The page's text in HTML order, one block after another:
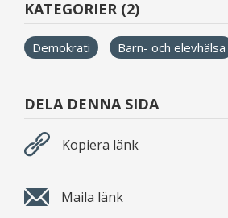
KATEGORIER (2)
Demokrati Barn- och elevhälsa
DELA DENNA SIDA
Kopiera länk
Maila länk